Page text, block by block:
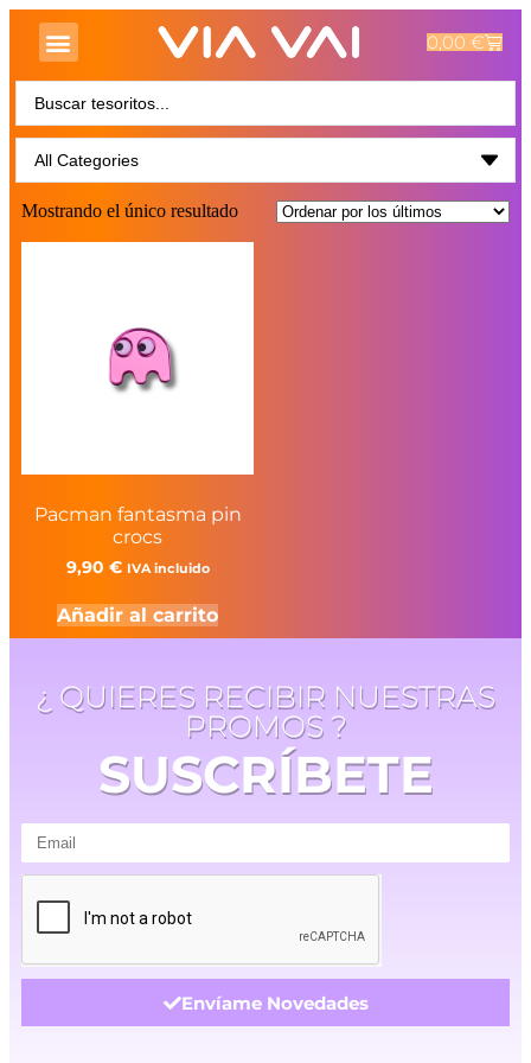
0,00€
Mostrando el único resultado
Pacman fantasma pin
crocs
9,90 € IVA incluido
Añadir al carrito
¿ QUIERES RECIBIR NUESTRAS
PROMOS ?
SUSCRÍBETE
Envíame Novedades